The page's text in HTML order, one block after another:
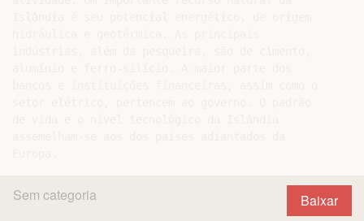
Baixar
Sem categoria